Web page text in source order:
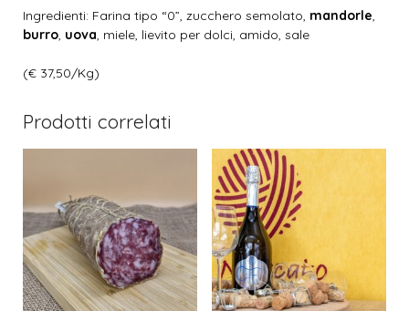
Ingredienti: Farina tipo “0”, zucchero semolato, mandorle
burro uova , miele, lievito per dolci, amido, sale
(€ 37,50/Kg)
Prodotti correlati